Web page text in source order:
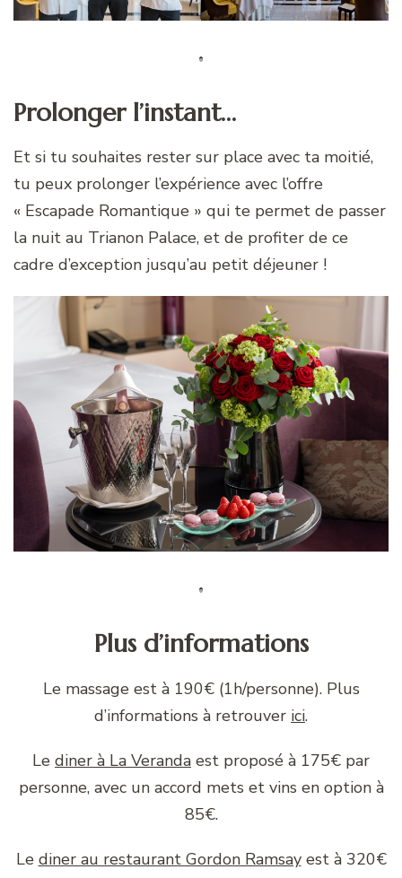
Prolonger l’instant…
Et si tu souhaites rester sur place avec ta moitié,
tu peux prolonger l’expérience avec l’offre
« Escapade Romantique » qui te permet de passer
la nuit au Trianon Palace, et de profiter de ce
cadre d’exception jusqu’au petit déjeuner !
Plus d’informations
Le massage est à 190€ (1h/personne). Plus
d’informations à retrouver ici.
Le diner à La Veranda est proposé à 175€ par
personne, avec un accord mets et vins en option à
85€.
Le diner au restaurant Gordon Ramsayest à 320€